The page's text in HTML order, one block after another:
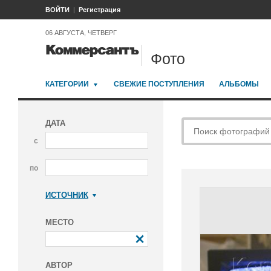
ВОЙТИ Регистрация
06 АВГУСТА, ЧЕТВЕРГ
Фото
КАТЕГОРИИ СВЕЖИЕ ПОСТУПЛЕНИЯ АЛЬБОМЫ
ДАТА
с
по
ИСТОЧНИК
МЕСТО
АВТОР